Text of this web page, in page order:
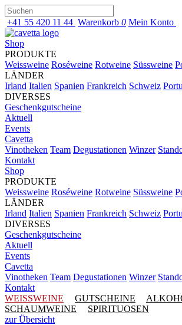
+41 55 420 11 44 Warenkorb 0 Mein Konto
Shop
PRODUKTE
Weissweine Roséweine Rotweine Süssweine
LÄNDER
Irland Italien Spanien Frankreich Schweiz
DIVERSES
Geschenkgutscheine
Aktuell
Events
Cavetta
Vinotheken Team Degustationen Winzer
Kontakt
Shop
PRODUKTE
Weissweine Roséweine Rotweine Süssweine
LÄNDER
Irland Italien Spanien Frankreich Schweiz
DIVERSES
Geschenkgutscheine
Aktuell
Events
Cavetta
Vinotheken Team Degustationen Winzer
Kontakt
WEISSWEINE
GUTSCHEINE
SCHAUMWEINE
SPIRITUOSEN
zur Übersicht